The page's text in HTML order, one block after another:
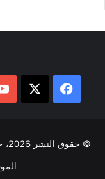
فيسبوك
© حقوق النشر 2026، جميع الحقوق محفوظة |